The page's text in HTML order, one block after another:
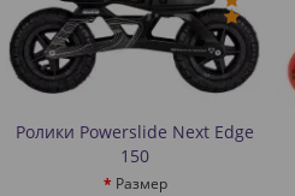
Ролики Powerslide Next Edge
150
Размер